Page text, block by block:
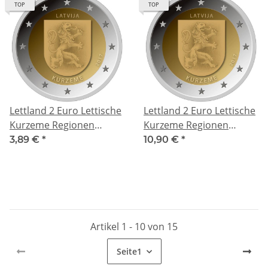
TOP
Lettland 2 Euro Lettische
Kurzeme Regionen
Lettlands 2017
3,89 € *
TOP
Lettland 2 Euro Lettische
Kurzeme Regionen
Lettlands 2017 Coincard
10,90 € *
Artikel 1 - 10 von 15
Seite1